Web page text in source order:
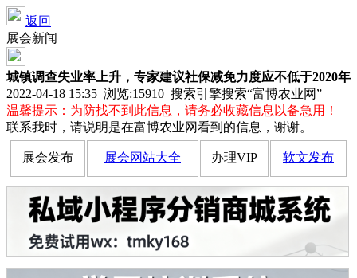
返回
展会新闻
城镇调查失业率上升，专家建议社保减免力度应不低于2020年
2022-04-18 15:35 浏览:15910 搜索引擎搜索“富博农业网”
温馨提示：为防找不到此信息，请务必收藏信息以备急用！
联系我时，请说明是在富博农业网看到的信息，谢谢。
展会发布 展会网站大全 办理VIP 软文发布